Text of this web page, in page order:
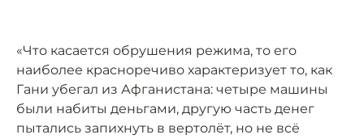
«Что касается обрушения режима, то его
наиболее красноречиво характеризует то, как
Гани убегал из Афганистана: четыре машины
были набиты деньгами, другую часть денег
пытались запихнуть в вертолёт, но не всё